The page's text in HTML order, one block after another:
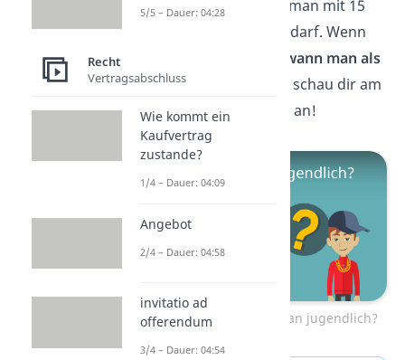
Jetzt weißt du, wie lange man mit 15
abends draußen bleiben darf. Wenn
du wissen möchtest,
ab wann man als
Jugendlicher zählt
, dann schau dir am
besten unserVideo dazu an!
Zum Video: Ab wann ist man jugendlich?
5/5 – Dauer: 04:28
Recht
Vertragsabschluss
Wie kommt ein
Kaufvertrag
zustande?
1/4 – Dauer: 04:09
Angebot
2/4 – Dauer: 04:58
invitatio ad
offerendum
3/4 – Dauer: 04:54